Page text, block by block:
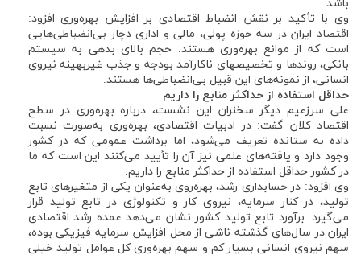
باشد.
وی با تأکید بر نقش انضباط اقتصادی بر افزایش بهره‌وری افزود:
اقتصاد ایران در سه حوزه پولی، مالی و اداری دچار بی‌انضباطی‌هایی
است که از موانع بهره‌وری هستند. حجم بالای بدهی به سیستم
بانکی، روندها و تخصیص‎های ناکارآمد بودجه و جذب غیربهینه نیروی
انسانی، از نمونه‌های این قبیل بی‌انضباطی‌ها هستند.
حداقل استفاده از حداکثر منابع را داریم
علی سرزعیم دیگر سخنران این نشست، درباره بهره‌وری در سطح
اقتصاد کلان گفت: در ادبیات اقتصادی، بهره‌وری به‌صورت نسبت
داده به ستانده تعریف می‌شود، اما برداشت عمومی که در کشور
وجود دارد و یافته‌های علمی نیز آن را تأیید می‌کنند این است که ما
در کشور حداقل استفاده از حداکثر منابع را داریم.
وی افزود: در حسابداری رشد، بهره‌روی به‌عنوان یکی از متغیرهای تابع
تولید، در کنار سرمایه، نیروی کار و تکنولوژی در تابع تولید قرار
می‌گیرد. برآورد تابع تولید کشور نشان می‌دهد عمده رشد اقتصادی
ایران در سال‌های گذشته ناشی از محل افزایش سرمایه فیزیکی بوده،
سهم نیروی انسانی بسیار کم و سهم بهره‌وری کل عوامل تولید خیلی